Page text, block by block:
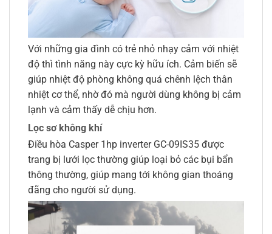
Với những gia đình có trẻ nhỏ nhạy cảm với nhiệt
độ thì tình năng này cực kỳ hữu ích. Cảm biến sẽ
giúp nhiệt độ phòng không quá chênh lệch thân
nhiệt cơ thể, nhờ đó mà người dùng không bị cảm
lạnh và cảm thấy dễ chịu hơn.
Lọc sơ không khí
Điều hòa Casper 1hp inverter GC-09IS35 được
trang bị lưới lọc thường giúp loại bỏ các bụi bẩn
thông thường, giúp mang tới không gian thoáng
đãng cho người sử dụng.